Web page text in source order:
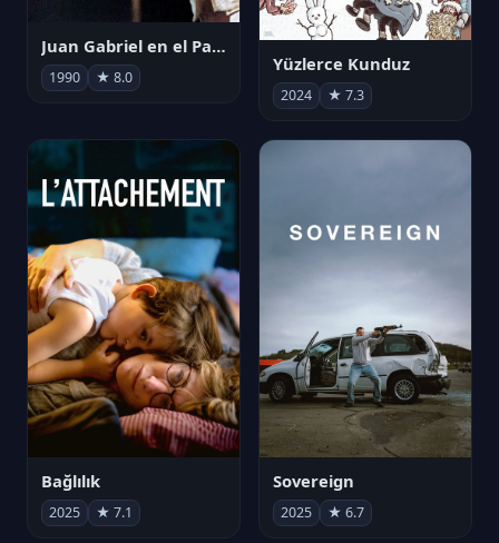
Juan Gabriel en el Palacio de Bellas Artes
1990 ★ 8.0
Yüzlerce Kunduz
2024 ★ 7.3
Bağlılık
2025 ★ 7.1
Sovereign
2025 ★ 6.7